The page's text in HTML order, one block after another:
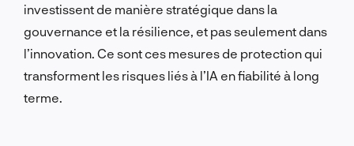
investissent de manière stratégique dans la
gouvernance et la résilience, et pas seulement dans
l’innovation. Ce sont ces mesures de protection qui
transforment les risques liés à l’IA en fiabilité à long
terme.